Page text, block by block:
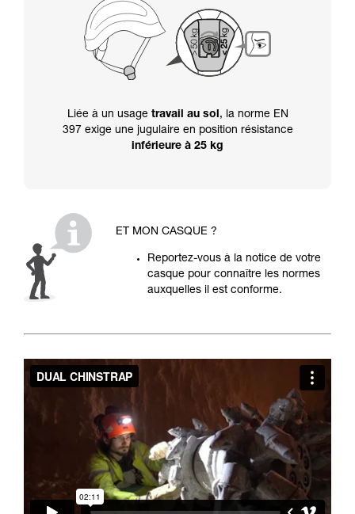
Liée à un usage travail au sol, la norme EN
397 exige une jugulaire en position résistance
inférieure à 25 kg
ET MON CASQUE ?
Reportez-vous à la notice de votre
casque pour connaître les normes
auxquelles il est conforme.